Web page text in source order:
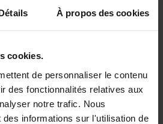
À propos des cookies
cookies.
de personnaliser le contenu
des fonctionnalités relatives aux
notre trafic. Nous
des informations sur l'utilisation de
Bonds = Building
Roef Jozefien De Feyter
Carolien Boom
souple
2025 200